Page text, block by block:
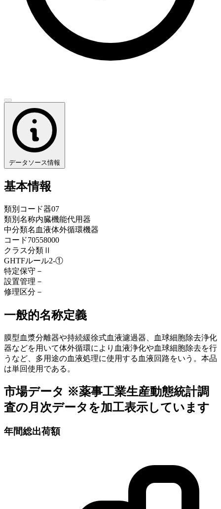
データソース情報
基本情報
類別コード器07
類別名称内臓機能代用器
中分類名 血液体外循環機器
コード70558000
クラス分類 Ⅱ
GHTFルール2-①
特定保守 －
設置管理 －
修理区分 －
一般的名称定義
膜型血漿分離器や持続緩徐式血液濾過器、血球細胞除去浄化
器などを用いて体外循環により血液浄化や血球細胞除去を行
うなど、多用途の血液処理に使用する血液回路をいう。本品
は単回使用である。
市場データ ※薬事工業生産動態統計調
査の月次データを加工表示しています
年間総出荷額